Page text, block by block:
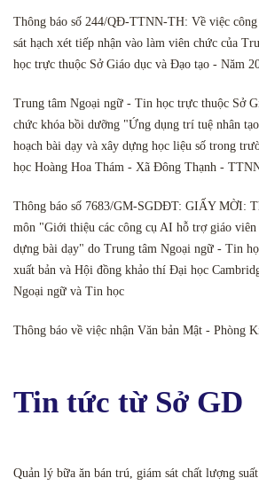
Thông báo số 244/QĐ-TTNN-TH: Về việc công
sát hạch xét tiếp nhận vào làm viên chức của
học trực thuộc Sở Giáo dục và Đạo tạo - Năm
Trung tâm Ngoại ngữ - Tin học trực thuộc Sở
chức khóa bồi dưỡng "Ứng dụng trí tuệ nhân
hoạch bài dạy và xây dựng học liệu số trong
học Hoàng Hoa Thám - Xã Đông Thạnh -
Thông báo số 7683/GM-SGDĐT: GIẤY MỜI:
môn "Giới thiệu các công cụ AI hỗ trợ giáo
dựng bài dạy" do Trung tâm Ngoại ngữ - Tin
xuất bản và Hội đồng khảo thí Đại học
Ngoại ngữ và Tin học
Thông báo về việc nhận Văn bản Mật - Phòng
Tin tức từ Sở GD
Quản lý bữa ăn bán trú, giám sát chất lượng